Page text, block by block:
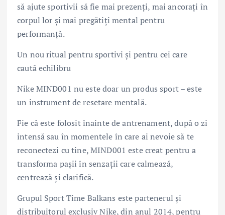
să ajute sportivii să fie mai prezenți, mai ancorați în
corpul lor și mai pregătiți mental pentru
performanță.
Un nou ritual pentru sportivi și pentru cei care
caută echilibru
Nike MIND001 nu este doar un produs sport – este
un instrument de resetare mentală.
Fie că este folosit înainte de antrenament, după o zi
intensă sau în momentele în care ai nevoie să te
reconectezi cu tine, MIND001 este creat pentru a
transforma pașii în senzații care calmează,
centrează și clarifică.
Grupul Sport Time Balkans este partenerul și
distribuitorul exclusiv Nike, din anul 2014, pentru